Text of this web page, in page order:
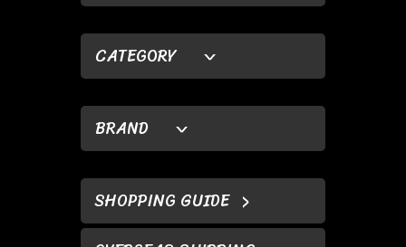
CATEGORY
BRAND
SHOPPING GUIDE